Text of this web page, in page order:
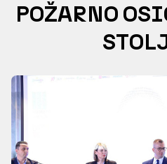
POŽARNO